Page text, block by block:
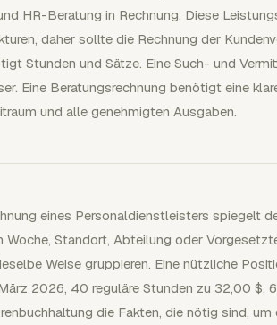
HR-Beratung in Rechnung. Diese
daher sollte die Rechnung der
Stunden und Sätze. Eine Such- und
Eine Beratungsrechnung benötigt eine
und alle genehmigten Ausgaben.
eines Personaldienstleisters spiegelt
Woche, Standort, Abteilung oder
Weise gruppieren. Eine nützliche
2026, 40 reguläre Stunden zu 32,00 $,
die Fakten, die nötig sind, um